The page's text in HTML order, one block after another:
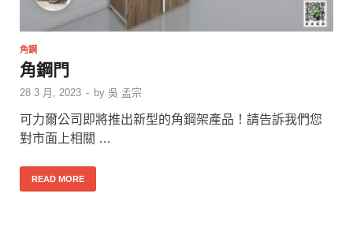
角鋼
角鋼門
28 3 月, 2023 - by 吳 孟宗
可力爾公司即將推出新型的角鋼架產品！請告訴我們您
對市面上相關 …
READ MORE